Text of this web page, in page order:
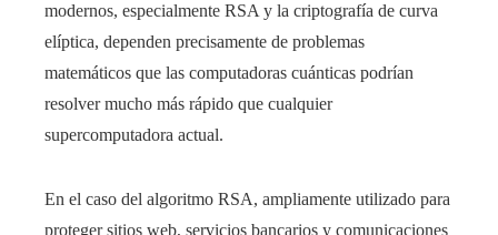
modernos, especialmente RSA y la criptografía de curva
elíptica, dependen precisamente de problemas
matemáticos que las computadoras cuánticas podrían
resolver mucho más rápido que cualquier
supercomputadora actual.
En el caso del algoritmo RSA, ampliamente utilizado para
proteger sitios web, servicios bancarios y comunicaciones